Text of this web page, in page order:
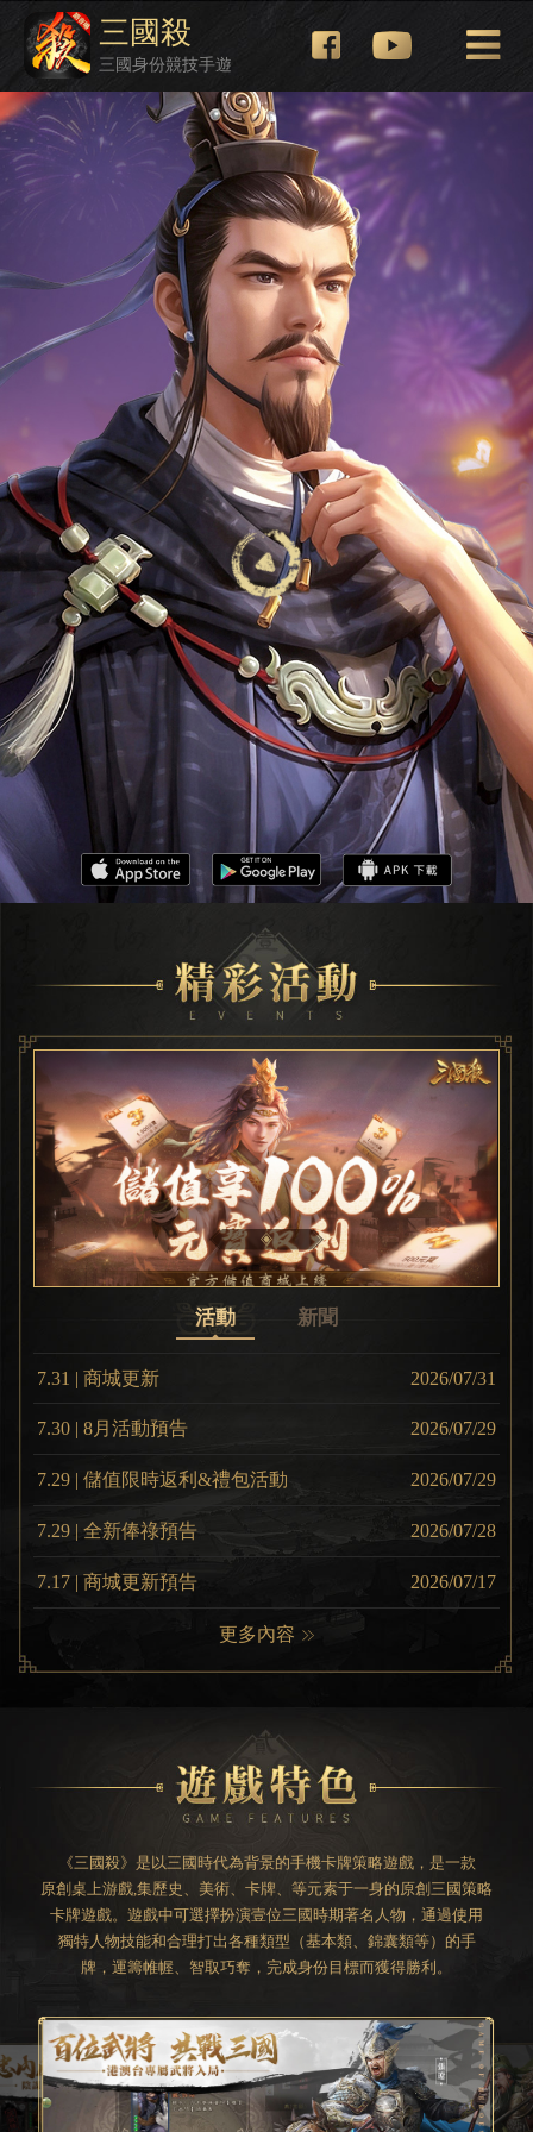
三國殺
三國身份競技手遊
可用支付寶！可直購周卡/月卡/季卡！
活動 新聞
7.31 | 商城更新 2026/07/31
7.30 | 8月活動預告 2026/07/29
7.29 | 儲值限時返利&禮包活動 2026/07/29
7.29 | 全新俸祿預告 2026/07/28
7.17 | 商城更新預告 2026/07/17
更多內容
《三國殺》是以三國時代為背景的手機卡牌策略遊戲，是一款
原創桌上游戲,集歷史、美術、卡牌、等元素于一身的原創三國策略
卡牌遊戲。遊戲中可選擇扮演壹位三國時期著名人物，通過使用
獨特人物技能和合理打出各種類型（基本類、錦囊類等）的手
牌，運籌帷幄、智取巧奪，完成身份目標而獲得勝利。